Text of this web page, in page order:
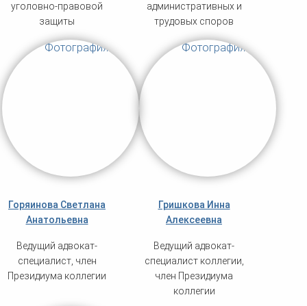
уголовно-правовой
защиты
административных и
трудовых споров
Горяинова Светлана
Анатольевна
Ведущий адвокат-
специалист, член
Президиума коллегии
Гришкова Инна
Алексеевна
Ведущий адвокат-
специалист коллегии,
член Президиума
коллегии